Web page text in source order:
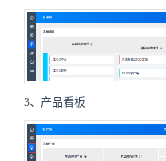
3、产品看板